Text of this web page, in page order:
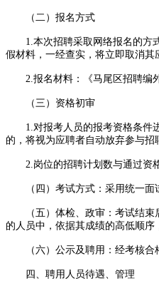
（二）报名方式
1.本次招聘采取网络报名的方式
假材料，一经查实，将立即取消其
2.报名材料：《马尾区招聘编外
（三）资格初审
1.对报考人员的报考资格条件进
的，将视为应聘者自动放弃参与招
2.岗位的招聘计划数与通过资格
（四）考试方式：采用统一面试
（五）体检、政审：考试结束后
的人员中，依据其成绩的高低顺序
（六）公示及聘用：经考核合格
四、聘用人员待遇、管理